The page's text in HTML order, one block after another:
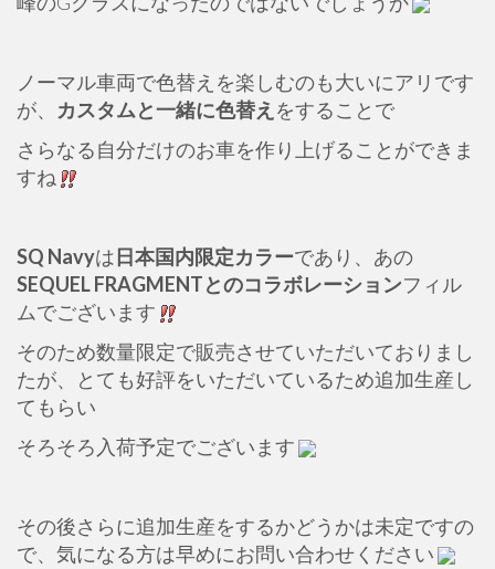
ノーマル車両で色替えを楽しむのも大いにアリです
が、 カスタムと一緒に色替え をすることで
さらなる自分だけのお車を作り上げることができま
すね
SQ Navyは日本国内限定カラーであり、あの
SEQUEL FRAGMENTとのコラボレーションフィル
ムでございます
そのため数量限定で販売させていただいておりまし
たが、とても好評をいただいているため追加生産し
てもらい
そろそろ入荷予定でございます
その後さらに追加生産をするかどうかは未定ですの
で、気になる方は早めにお問い合わせください